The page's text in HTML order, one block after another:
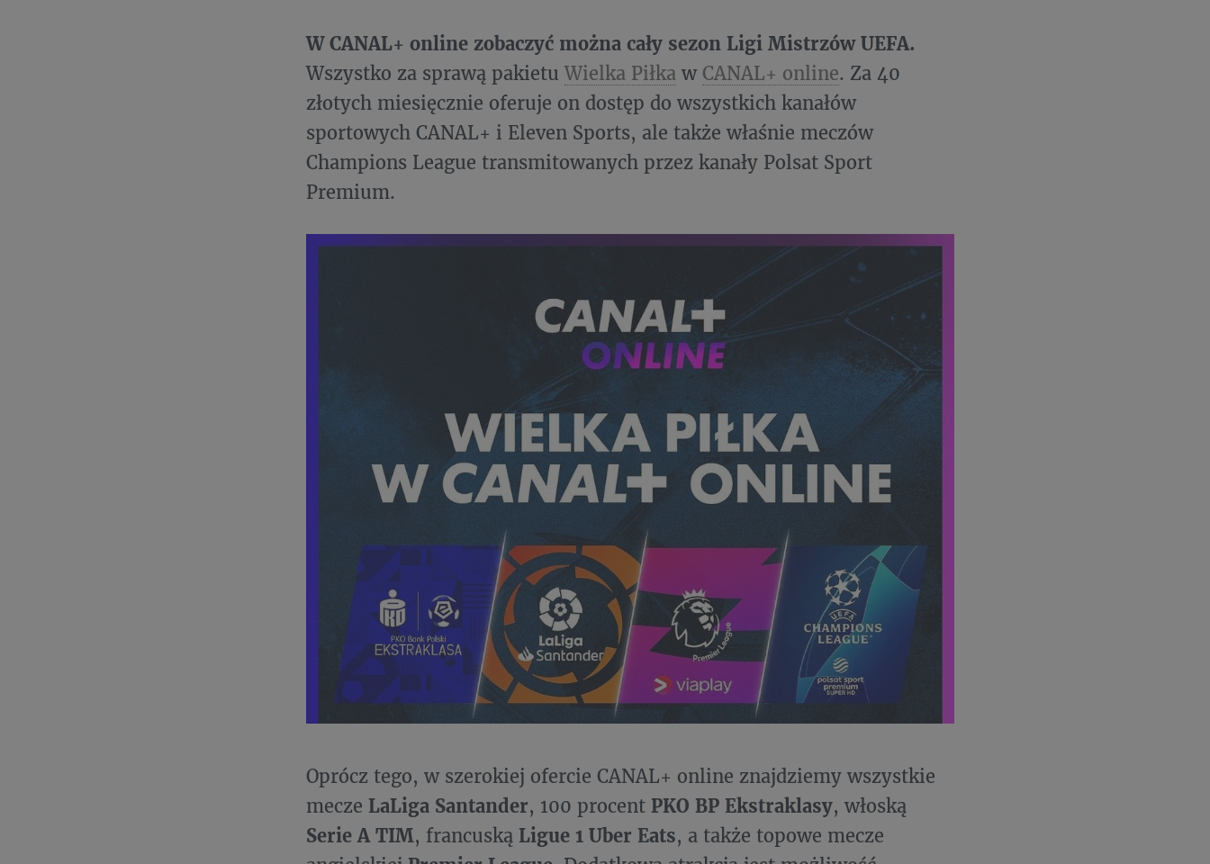
W CANAL+ online zobaczyć można cały sezon Ligi Mistrzów UEFA.
Wszystko za sprawą pakietuWielka Piłka w CANAL+ online. Za 40
złotych miesięcznie oferuje on dostęp do wszystkich kanałów
sportowych CANAL+ i Eleven Sports, ale także właśnie meczów
Champions League transmitowanych przez kanały Polsat Sport
Premium.
Oprócz tego, w szerokiej ofercie CANAL+ online znajdziemy wszystkie
mecze LaLiga Santander, 100 procent PKO BP Ekstraklasy, włoską
Serie A TIM, francuską Ligue 1 Uber Eats, a także topowe mecze